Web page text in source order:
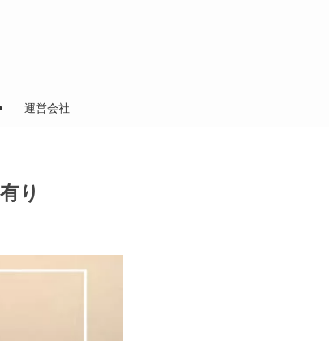
運営会社
り